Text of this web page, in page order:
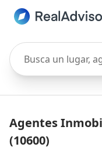
Busca un lugar,
Agentes
(10600)